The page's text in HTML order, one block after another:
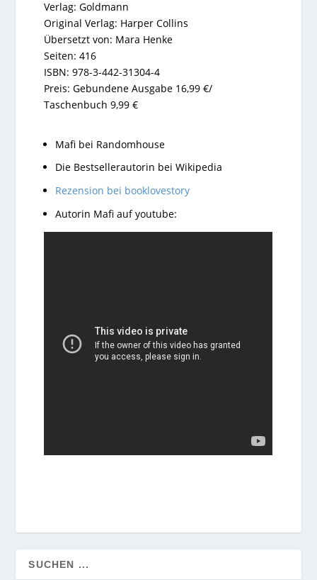
Verlag: Goldmann
Original Verlag: Harper Collins
Übersetzt von: Mara Henke
Seiten: 416
ISBN: 978-3-442-31304-4
Preis: Gebundene Ausgabe 16,99 €/
Taschenbuch 9,99 €
Mafi bei Randomhouse
Die Bestsellerautorin beiWikipedia
Rezension bei booklovestory
Autorin Mafi auf youtube: